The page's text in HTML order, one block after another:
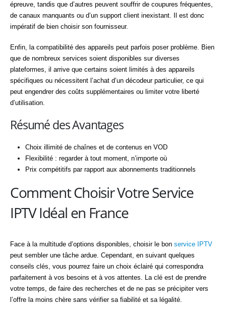
épreuve, tandis que d’autres peuvent souffrir de coupures fréquentes,
de canaux manquants ou d’un support client inexistant. Il est donc
impératif de bien choisir son fournisseur.
Enfin, la compatibilité des appareils peut parfois poser problème. Bien
que de nombreux services soient disponibles sur diverses
plateformes, il arrive que certains soient limités à des appareils
spécifiques ou nécessitent l’achat d’un décodeur particulier, ce qui
peut engendrer des coûts supplémentaires ou limiter votre liberté
d’utilisation.
Résumé des Avantages
Choix illimité de chaînes et de contenus en VOD
Flexibilité : regarder à tout moment, n’importe où
Prix compétitifs par rapport aux abonnements traditionnels
Comment Choisir Votre Service
IPTV Idéal en France
Face à la multitude d’options disponibles, choisir le bon service IPTV
peut sembler une tâche ardue. Cependant, en suivant quelques
conseils clés, vous pourrez faire un choix éclairé qui correspondra
parfaitement à vos besoins et à vos attentes. La clé est de prendre
votre temps, de faire des recherches et de ne pas se précipiter vers
l’offre la moins chère sans vérifier sa fiabilité et sa légalité.